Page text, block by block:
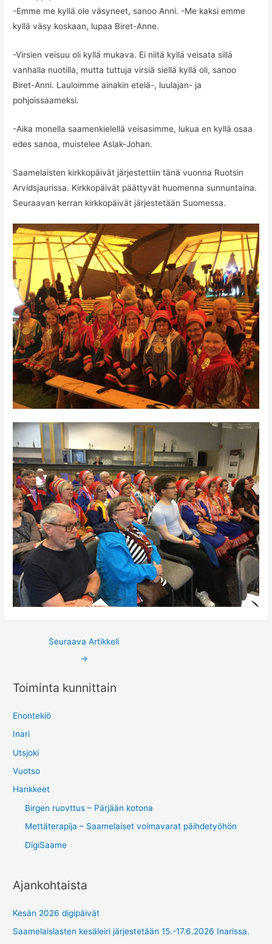
-Emme me kyllä ole väsyneet, sanoo Anni. -Me kaksi emme
kyllä väsy koskaan, lupaa Biret-Anne.
-Virsien veisuu oli kyllä mukava. Ei niitä kyllä veisata sillä
vanhalla nuotilla, mutta tuttuja virsiä siellä kyllä oli, sanoo
Biret-Anni. Lauloimme ainakin etelä-, luulajan- ja
pohjoissaameksi.
-Aika monella saamenkielellä veisasimme, lukua en kyllä osaa
edes sanoa, muistelee Aslak-Johan.
Saamelaisten kirkkopäivät järjestettiin tänä vuonna Ruotsin
Arvidsjaurissa. Kirkkopäivät päättyvät huomenna sunnuntaina.
Seuraavan kerran kirkkopäivät järjestetään Suomessa.
Seuraava Artikkeli
→
Toiminta kunnittain
Enontekiö
Inari
Utsjoki
Vuotso
Hankkeet
Birgen ruovttus – Pärjään kotona
Mettäterapija – Saamelaiset voimavarat päihdetyöhön
DigiSaame
Ajankohtaista
Kesän 2026 digipäivät
Saamelaislasten kesäleiri järjestetään 15.-17.6.2026 Inarissa.